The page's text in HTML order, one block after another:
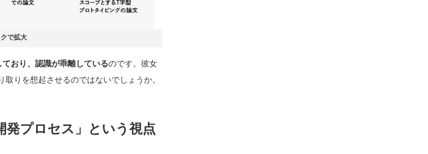
で拡大
ており、認識が乖離しているのです。彼女
りを想起させるのではないでしょうか。
プロセス」という視点